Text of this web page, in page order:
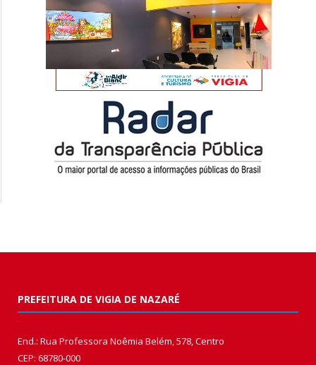
PREFEITURA DE VIGIA DE NAZARÉ
End.: Rua Professora Noêmia Belém, 578, Centro
CEP: 68780-000